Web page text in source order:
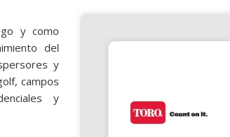
y como
del
y
campos
y